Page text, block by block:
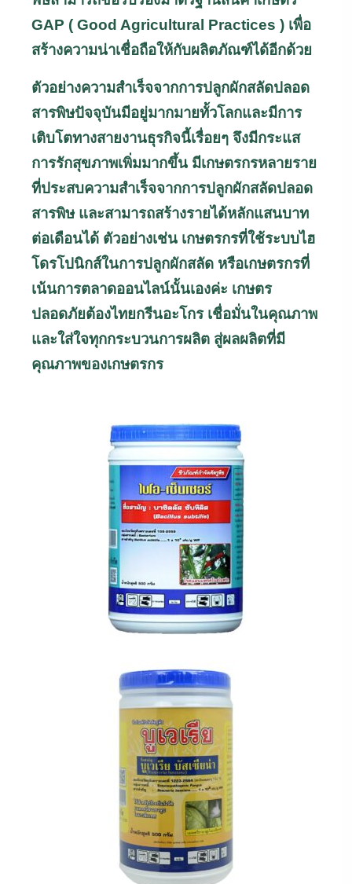
GAP ( Good Agricultural Practices ) เพื่อ
สร้างความน่าเชื่อถือให้กับผลิตภัณฑ์ได้อีกด้วย
ตัวอย่างความสำเร็จจากการปลูกผักสลัดปลอด
สารพิษปัจจุบันมีอยู่มากมายทั้วโลกและมีการ
เติบโตทางสายงานธุรกิจนี้เรื่อยๆ จึงมีกระแส
การรักสุขภาพเพิ่มมากขึ้น มีเกษตรกรหลายราย
ที่ประสบความสำเร็จจากการปลูกผักสลัดปลอด
สารพิษ และสามารถสร้างรายได้หลักแสนบาท
ต่อเดือนได้ ตัวอย่างเช่น เกษตรกรที่ใช้ระบบไฮ
โดรโปนิกส์ในการปลูกผักสลัด หรือเกษตรกรที่
เน้นการตลาดออนไลน์นั้นเองค่ะ เกษตร
ปลอดภัยต้องไทยกรีนอะโกร เชื่อมั่นในคุณภาพ
และใส่ใจทุกกระบวนการผลิต สู่ผลผลิตที่มี
คุณภาพของเกษตรกร